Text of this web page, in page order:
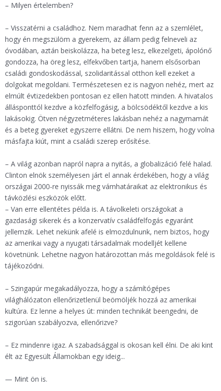
– Milyen értelemben?
– Visszatérni a családhoz. Nem maradhat fenn az a szemlélet,
hogy én megszülöm a gyerekem, az állam pedig felneveli az
óvodában, aztán beiskolázza, ha beteg lesz, elkezelgeti, ápolónő
gondozza, ha öreg lesz, elfekvőben tartja, hanem elsősorban
családi gondoskodással, szolidaritással otthon kell ezeket a
dolgokat megoldani. Természetesen ez is nagyon nehéz, mert az
elmúlt évtizedekben pontosan ez ellen hatott minden. A hivatalos
állásponttól kezdve a közfelfogásig, a bölcsödéktől kezdve a kis
lakásokig. Ötven négyzetméteres lakásban nehéz a nagymamát
és a beteg gyereket egyszerre ellátni. De nem hiszem, hogy volna
másfajta kiút, mint a családi szerep erősítése.
– A világ azonban napról napra a nyitás, a globalizáció felé halad.
Clinton elnök személyesen járt el annak érdekében, hogy a világ
országai 2000-re nyissák meg vámhatáraikat az elektronikus és
távközlési eszközök előtt.
– Van erre ellentétes példa is. A távolkeleti országokat a
gazdasági sikerek és a konzervatív családfelfogás egyaránt
jellemzik. Lehet nekünk afelé is elmozdulnunk, nem biztos, hogy
az amerikai vagy a nyugati társadalmak modelljét kellene
követnünk. Lehetne nagyon határozottan más megoldások felé is
tájékozódni.
– Szingapúr megakadályozza, hogy a számítógépes
világhálózaton ellenőrizetlenül beömöljék hozzá az amerikai
kultúra. Ez lenne a helyes út: minden technikát beengedni, de
szigorúan szabályozva, ellenőrizve?
– Ez mindenre igaz. A szabadsággal is okosan kell élni. De aki kint
élt az Egyesült Államokban egy ideig...
— Mint ön is.